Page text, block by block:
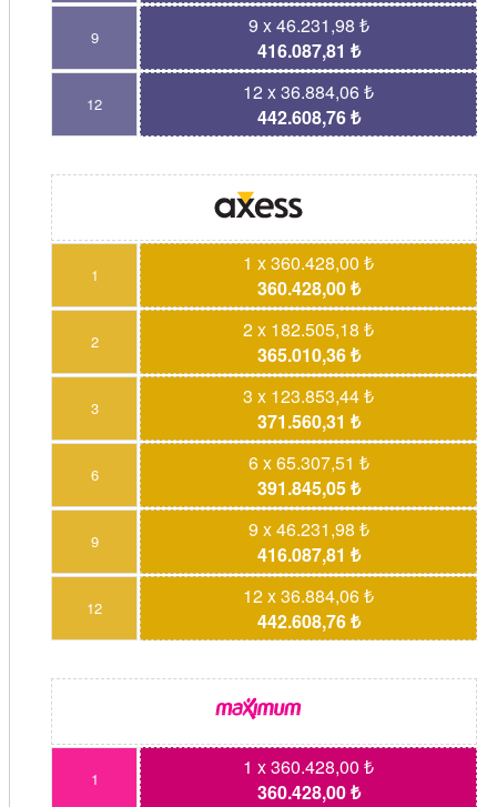
9
9 x 46.231,98 ₺
416.087,81 ₺
12
12 x 36.884,06 ₺
442.608,76 ₺
1
1 x 360.428,00 ₺
360.428,00 ₺
2
2 x 182.505,18 ₺
365.010,36 ₺
3
3 x 123.853,44 ₺
371.560,31 ₺
6
6 x 65.307,51 ₺
391.845,05 ₺
9
9 x 46.231,98 ₺
416.087,81 ₺
12
12 x 36.884,06 ₺
442.608,76 ₺
1
1 x 360.428,00 ₺
360.428,00 ₺